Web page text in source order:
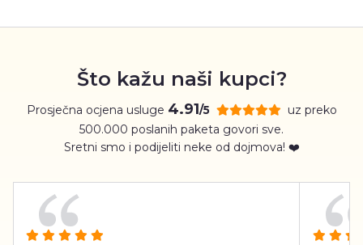
Što kažu naši kupci?
Prosječna ocjena usluge 4.91/5
uz preko
500.000 poslanih paketa govori sve.
Sretni smo i podijeliti neke od dojmova! ❤️